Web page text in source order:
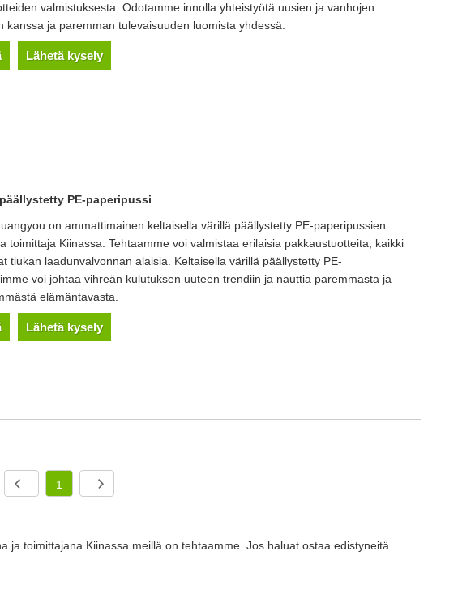
valmistuksesta. Odotamme innolla yhteistyötä uusien ja vanhojen
kanssa ja paremman tulevaisuuden luomista yhdessä.
Lähetä kysely
PE-paperipussi
on ammattimainen keltaisella värillä päällystetty PE-paperipussien
toimittaja Kiinassa. Tehtaamme voi valmistaa erilaisia ​​pakkaustuotteita, kaikki
tiukan laadunvalvonnan alaisia. Keltaisella värillä päällystetty PE-
voi johtaa vihreän kulutuksen uuteen trendiin ja nauttia paremmasta ja
elämäntavasta.
Lähetä kysely
1
ja toimittajana Kiinassa meillä on tehtaamme. Jos haluat ostaa edistyneitä